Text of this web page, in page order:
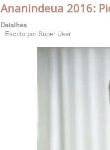
Ananindeua 2016:
Detalhes
Escrito por Super User